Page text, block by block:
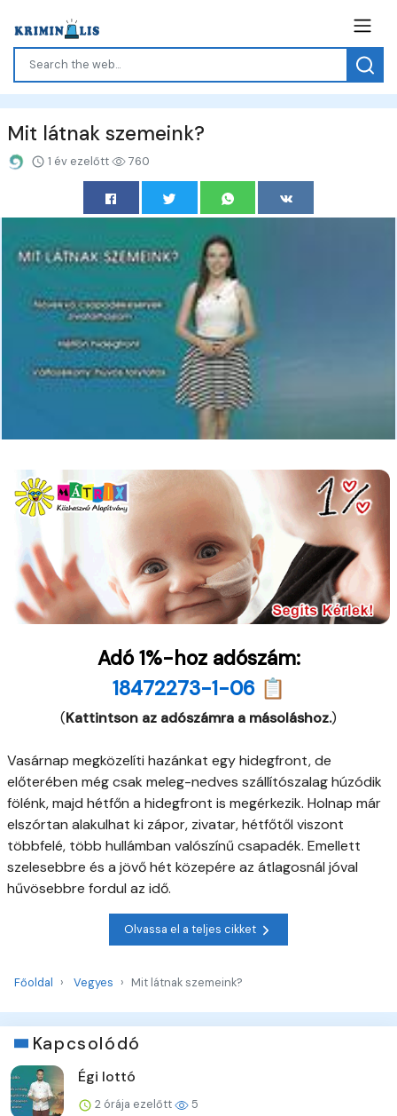
Mit látnak szemeink?
1 év ezelőtt 760
Adó 1%-hoz adószám:
18472273-1-06 📋
(Kattintson az adószámra a másoláshoz.)
Vasárnap megközelíti hazánkat egy hidegfront, de
előterében még csak meleg-nedves szállítószalag húzódik
fölénk, majd hétfőn a hidegfront is megérkezik. Holnap már
elszórtan alakulhat ki zápor, zivatar, hétfőtől viszont
többfelé, több hullámban valószínű csapadék. Emellett
szelesebbre és a jövő hét közepére az átlagosnál jóval
hűvösebbre fordul az idő.
Olvassa el a teljes cikket
Főoldal Vegyes Mit látnak szemeink?
Kapcsolódó
Égi lottó
2 órája ezelőtt 5